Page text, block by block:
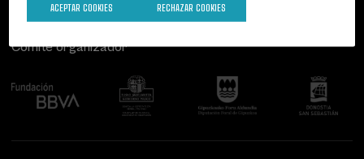
Comité organizador
RECHAZAR COOKIES
ACEPTAR COOKIES